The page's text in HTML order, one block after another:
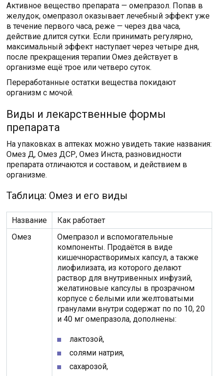
Активное вещество препарата — омепразол. Попав в
желудок, омепразол оказывает лечебный эффект уже
в течение первого часа, реже — через два часа,
действие длится сутки. Если принимать регулярно,
максимальный эффект наступает через четыре дня,
после прекращения терапии Омез действует в
организме ещё трое или четверо суток.
Переработанные остатки вещества покидают
организм с мочой.
Виды и лекарственные формы
препарата
На упаковках в аптеках можно увидеть такие названия:
Омез Д, Омез ДСР, Омез Инста, разновидности
препарата отличаются и составом, и действием в
организме.
Таблица: Омез и его виды
Название
Как работает
Омез
Омепразол и вспомогательные
компоненты. Продаётся в виде
кишечнорастворимых капсул, а также
лиофилизата, из которого делают
раствор для внутривенных инфузий,
желатиновые капсулы в прозрачном
корпусе с белыми или желтоватыми
гранулами внутри содержат по по 10, 20
и 40 мг омепразола, дополнены:
лактозой,
солями натрия,
сахарозой,